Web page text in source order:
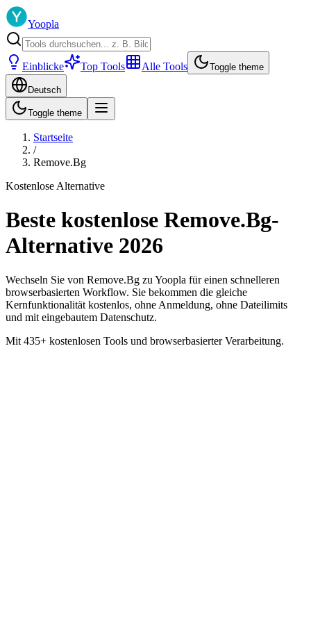
Yoopla
Einblicke Top Tools Alle Tools Toggle theme
Deutsch
Toggle theme
Startseite
/
Remove.Bg
Kostenlose Alternative
Beste kostenlose Remove.Bg-
Alternative 2026
Wechseln Sie von Remove.Bg zu Yoopla für einen schnelleren
browserbasierten Workflow. Sie bekommen die gleiche
Kernfunktionalität kostenlos, ohne Anmeldung, ohne Dateilimits
und mit eingebautem Datenschutz.
Mit 435+ kostenlosen Tools und browserbasierter Verarbeitung.